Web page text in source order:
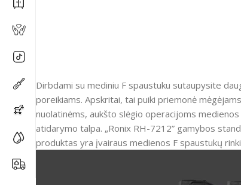
Dirbdami su mediniu F spaustuku sutaupysite
poreikiams. Apskritai, tai puiki priemonė
nuolatinėms, aukšto slėgio operacijoms
atidarymo talpa. „Ronix RH-7212” gamybos
produktas yra įvairaus medienos F spaustukų